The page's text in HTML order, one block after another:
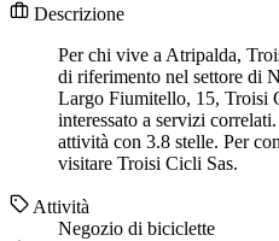
Descrizione
Per chi vive a Atripalda,
di riferimento nel settore di
Largo Fiumitello, 15, Troisi
interessato a servizi
attività con 3.8 stelle. Per
visitare Troisi Cicli Sas.
Attività
Negozio di biciclette